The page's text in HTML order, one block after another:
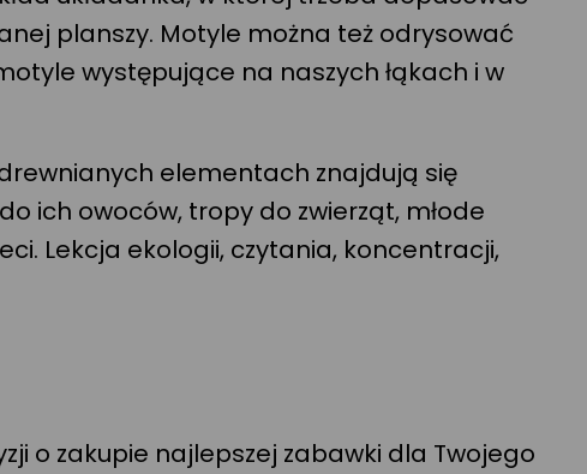
planszy. Motyle można też odrysować
występujące na naszych łąkach i w
elementach znajdują się
ich owoców, tropy do zwierząt, młode
Lekcja ekologii, czytania, koncentracji,
o zakupie najlepszej zabawki dla Twojego